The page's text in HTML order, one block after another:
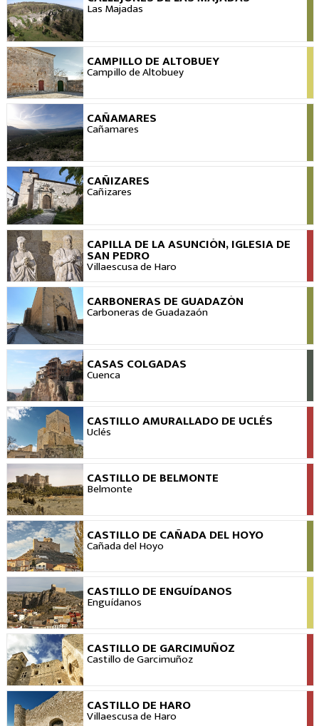
Las Majadas VER
CAMPILLO DE ALTOBUEY
Campillo de Altobuey
VER
CAÑAMARES
Cañamares VER
CAÑIZARES
Cañizares
CAPILLA DE LA ASUNCIÓN, IGLESIA DE
SAN PEDRO
Villaescusa de Haro
VER
CARBONERAS DE GUADAZÓN
Carboneras de Guadazaón
VER
CASAS COLGADAS
Cuenca VER
CASTILLO AMURALLADO DE UCLÉS
Uclés VER
CASTILLO DE BELMONTE
Belmonte VER
CASTILLO DE CAÑADA DEL HOYO
Cañada del Hoyo
VER
CASTILLO DE ENGUÍDANOS
Enguídanos VER
CASTILLO DE GARCIMUÑOZ
Castillo de Garcimuñoz
VER
CASTILLO DE HARO
Villaescusa de Haro
VER